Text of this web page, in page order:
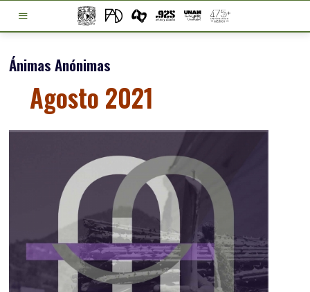
Ánimas Anónimas
Agosto 2021